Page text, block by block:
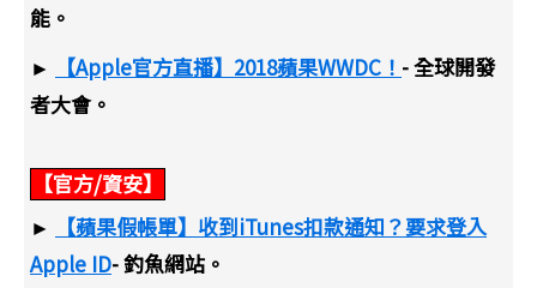
能。
►
【Apple官方直播】2018蘋果WWDC！ - 全球開發
者大會。
【官方/資安】
►
【蘋果假帳單】收到iTunes扣款通知？要求登入
Apple ID- 釣魚網站。